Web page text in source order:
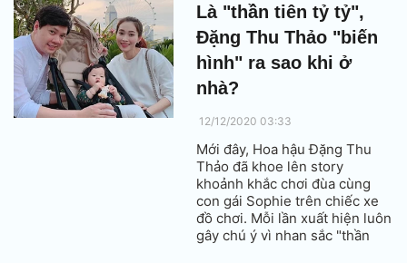
Là "thần tiên tỷ tỷ",
Đặng Thu Thảo "biến
hình" ra sao khi ở
nhà?
12/12/2020 03:33
Mới đây, Hoa hậu Đặng Thu
Thảo đã khoe lên story
khoảnh khắc chơi đùa cùng
con gái Sophie trên chiếc xe
đồ chơi. Mỗi lần xuất hiện luôn
gây chú ý vì nhan sắc "thần